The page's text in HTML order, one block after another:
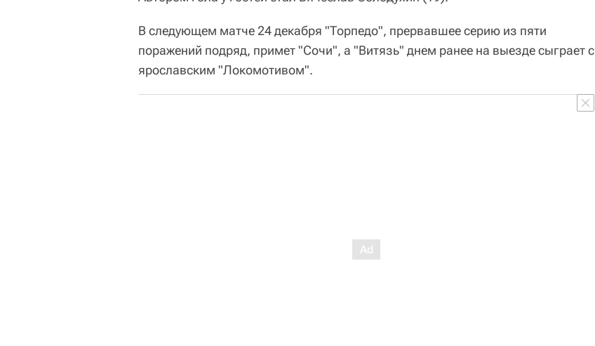
В следующем матче 24 декабря "Торпедо", прервавшее серию из пяти
поражений подряд, примет "Сочи", а "Витязь" днем ранее на выезде сыграет с
ярославским "Локомотивом".